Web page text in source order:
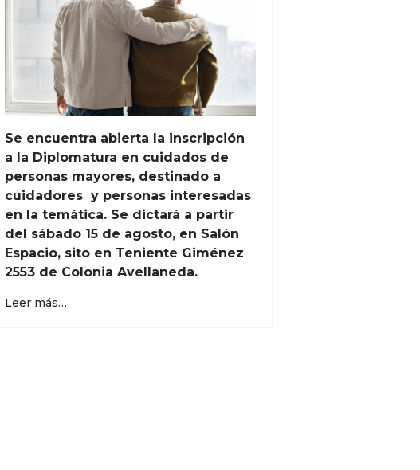
Se encuentra abierta la inscripción
a la Diplomatura en cuidados de
personas mayores, destinado a
cuidadores y personas interesadas
en la temática. Se dictará a partir
del sábado 15 de agosto, en Salón
Espacio, sito en Teniente Giménez
2553 de Colonia Avellaneda.
Leer más…